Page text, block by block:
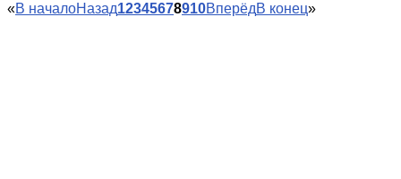
«В началоНазад12345678910ВперёдВ конец»